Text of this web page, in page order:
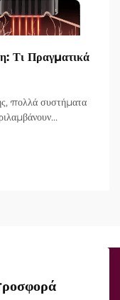
Τι Πραγματικά
πολλά συστήματα
ακριβώς κατά